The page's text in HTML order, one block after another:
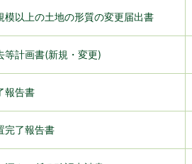
模以上の土地の形質の変更届出書
等計画書(新規・変更)
報告書
完了報告書